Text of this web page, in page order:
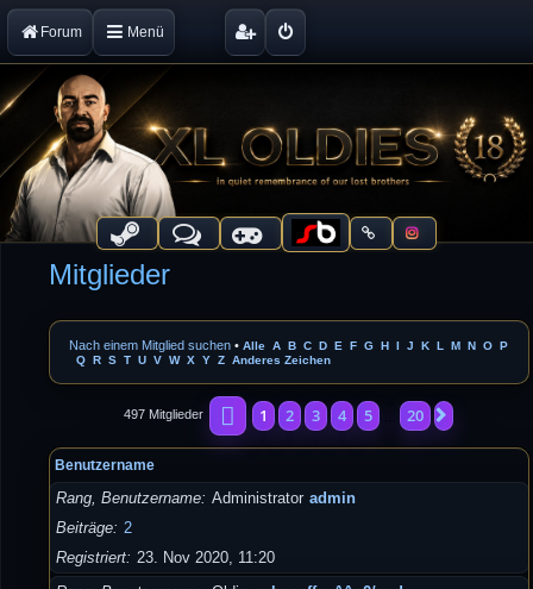
Forum Menü
Mitglieder
Nach einem Mitglied suchen •Alle A B C D E F G H I J K L M N O P
Q R S T U V W X Y Z Anderes Zeichen
497 Mitglieder Seite1von20
1 2 3 4 5 20
Benutzername
Rang, Benutzername Administrator admin
Beiträge 2
Registriert 23. Nov 2020, 11:20